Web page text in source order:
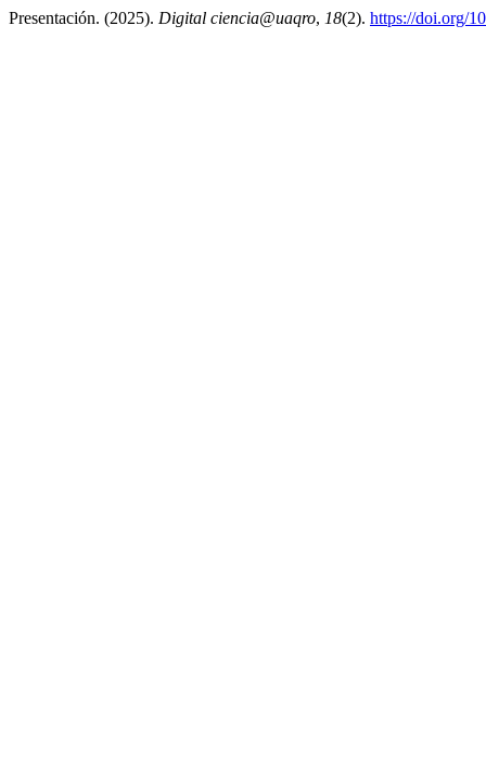
Presentación. (2025). Digital ciencia@uaqro, 18(2). https://doi.org/